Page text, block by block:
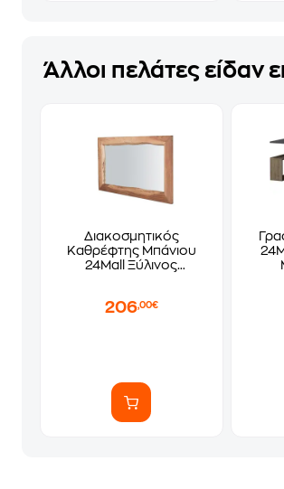
Άλλοι πελάτες είδαν
Διακοσμητικός
Καθρέφτης Μπάνιου
24Mall Ξύλινος
206,00€